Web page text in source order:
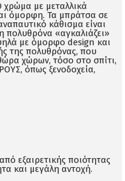
με μεταλλικά
όμορφη. Τα μπράτσα σε
κάθισμα είναι
πολυθρόνα «αγκαλιάζει»
με όμορφο design και
της πολυθρόνας, που
χώρων, τόσο στο σπίτι,
όπως ξενοδοχεία,
εξαιρετικής ποιότητας
και μεγάλη αντοχή.